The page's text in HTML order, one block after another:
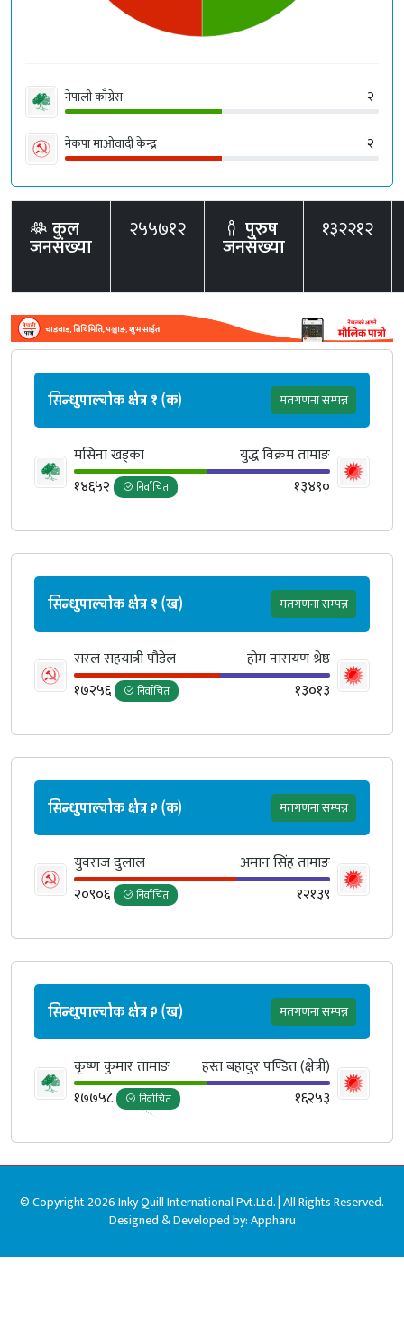
नेपाली काँग्रेस २
नेकपा माओवादी केन्द्र २
कुल
जनसंख्या
२५५७१२ पुरुष
जनसंख्या
१३२२१२
सिन्धुपाल्चोक क्षेत्र १ (क) मतगणना सम्पन्न
मसिना खड्का
युद्ध विक्रम तामाङ
१४६५२
निर्वाचित १३४९०
सिन्धुपाल्चोक क्षेत्र १ (ख) मतगणना सम्पन्न
सरल सहयात्री पौडेल
होम नारायण श्रेष्ठ
१७२५६
निर्वाचित १३०१३
सिन्धुपाल्चोक क्षेत्र २ (क) मतगणना सम्पन्न
युवराज दुलाल
अमान सिंह तामाङ
२०९०६
निर्वाचित १२१३९
सिन्धुपाल्चोक क्षेत्र २ (ख) मतगणना सम्पन्न
कृष्ण कुमार तामाङ
हस्त बहादुर पण्डित (क्षेत्री)
१७७५८
निर्वाचित १६२५३
© Copyright 2026 Inky Quill International Pvt.Ltd. | All Rights Reserved.
Designed & Developed by:Appharu